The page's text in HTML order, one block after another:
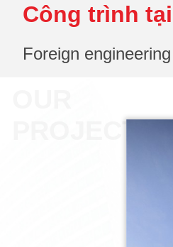
Công trình
Foreign engineering
PROJECT.